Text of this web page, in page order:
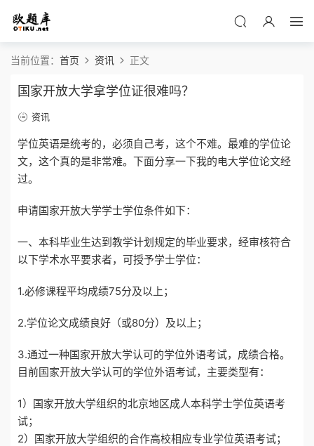
当前位置： 首页 资讯 正文
国家开放大学拿学位证很难吗？
资讯
学位英语是统考的，必须自己考，这个不难。最难的学位论
文，这个真的是非常难。下面分享一下我的电大学位论文经
过。
申请国家开放大学学士学位条件如下：
一、本科毕业生达到教学计划规定的毕业要求，经审核符合
以下学术水平要求者，可授予学士学位：
1.必修课程平均成绩75分及以上；
2.学位论文成绩良好（或80分）及以上；
3.通过一种国家开放大学认可的学位外语考试，成绩合格。
目前国家开放大学认可的学位外语考试，主要类型有：
1）国家开放大学组织的北京地区成人本科学士学位英语考
试；
2）国家开放大学组织的合作高校相应专业学位英语考试；